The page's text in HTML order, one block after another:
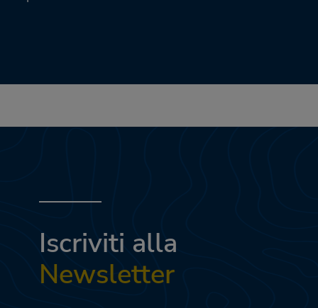
Iscriviti alla
Newsletter